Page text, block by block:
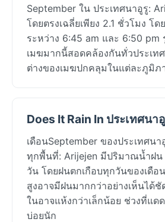
September ใน ประเทศนาอูรู:
โดยตรงเฉลี่ยเพียง 2.1 ชั่วโมง โ
ระหว่าง 6:45 am และ 6:50
เมฆมากนี้สอดคล้องกันทั่วประเท
ต่างของเมฆปกคลุมในแต่ละภูมิภ
Does It Rain In ประเทศนา
เดือนSeptember ของประเทศน
ทุกพื้นที่: Arijejen มีปริมาณน้ำฝน
วัน โดยฝนตกเกือบทุกวันของเดื
สูงอาจมีฝนมากกว่าอย่างเห็นไ
ในอาจแห้งกว่าเล็กน้อย ช่วงที่แ
บ่อยนัก